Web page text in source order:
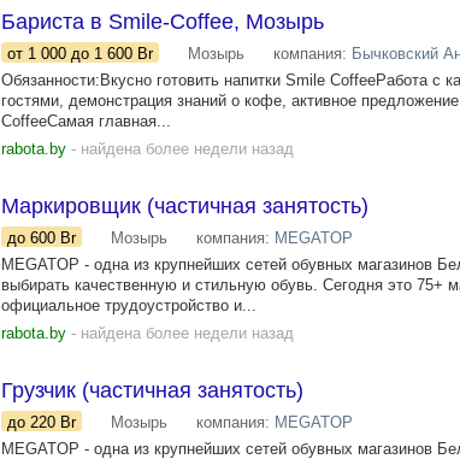
Бариста в Smile-Coffee, Мозырь
от 1 000 до 1 600 Br Мозырь компания: Бычковский
Обязанности:Вкусно готовить напитки Smile CoffeeРабота
гостями, демонстрация знаний о кофе, активное
CoffeeСамая главная...
rabota.by - найдена более недели назад
Маркировщик (частичная занятость)
до 600 Br Мозырь компания: MEGATOP
MEGATOP - одна из крупнейших сетей обувных магазинов
выбирать качественную и стильную обувь. Сегодня это 75+
официальное трудоустройство и...
rabota.by - найдена более недели назад
Грузчик (частичная занятость)
до 220 Br Мозырь компания: MEGATOP
MEGATOP - одна из крупнейших сетей обувных магазинов